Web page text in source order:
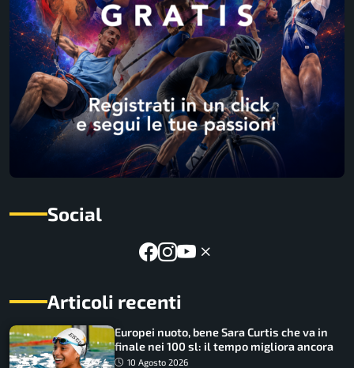
Social
Articoli recenti
Europei nuoto, bene Sara Curtis che va in
finale nei 100 sl: il tempo migliora ancora
10 Agosto 2026